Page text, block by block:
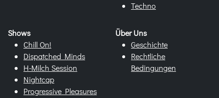
Techno
Shows
Chill On!
Dispatched Minds
H-Milch Session
Nightcap
Progressive Pleasures
Über Uns
Geschichte
Rechtliche
Bedingungen